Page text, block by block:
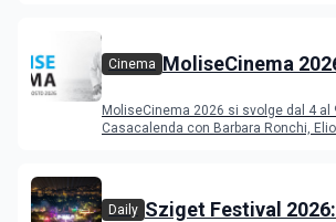
Cinema MoliseCinema
MoliseCinema 2026 si svolge dal 4 al
Casacalenda con Barbara Ronchi,
Daily Sziget Festival